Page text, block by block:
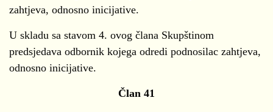
zahtjeva, odnosno inicijative.
U skladu sa stavom 4. ovog člana Skupštinom
predsjedava odbornik kojega odredi podnosilac zahtjeva,
odnosno inicijative.
Član 41